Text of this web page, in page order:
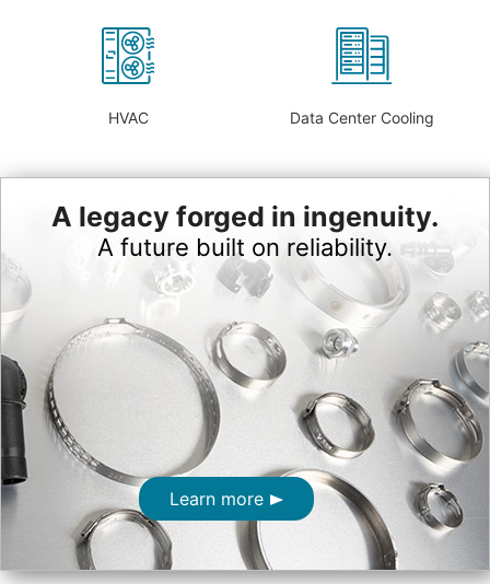
HVAC Data Center Cooling
Learn more
A legacy forged in ingenuity.
A future built on reliability.